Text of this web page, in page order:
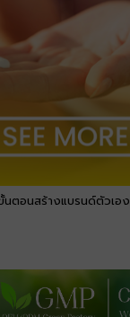
ตอนสร้างแบรนด์ตัวเอง